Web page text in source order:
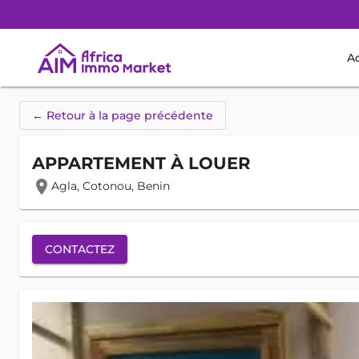
← Retour à la page précédente
APPARTEMENT À LOUER
location_on Agla, Cotonou, Benin
CONTACTEZ